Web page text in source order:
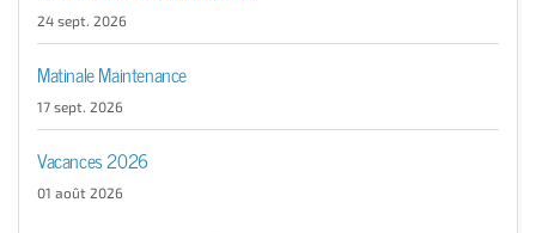
24 sept. 2026
Matinale Maintenance
17 sept. 2026
Vacances 2026
01 août 2026